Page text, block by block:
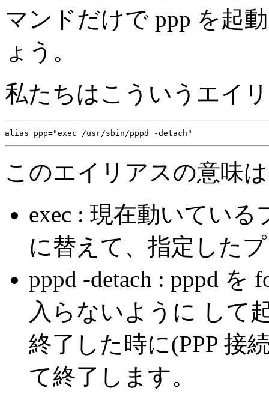
マンドだけで ppp を起
ょう。
私たちはこういうエイ
このエイリアスの意味は
exec : 現在動いてい
に替えて、指定した
pppd -detach : pppd
入らないように して
終了した時に(PPP 接
て終了します。